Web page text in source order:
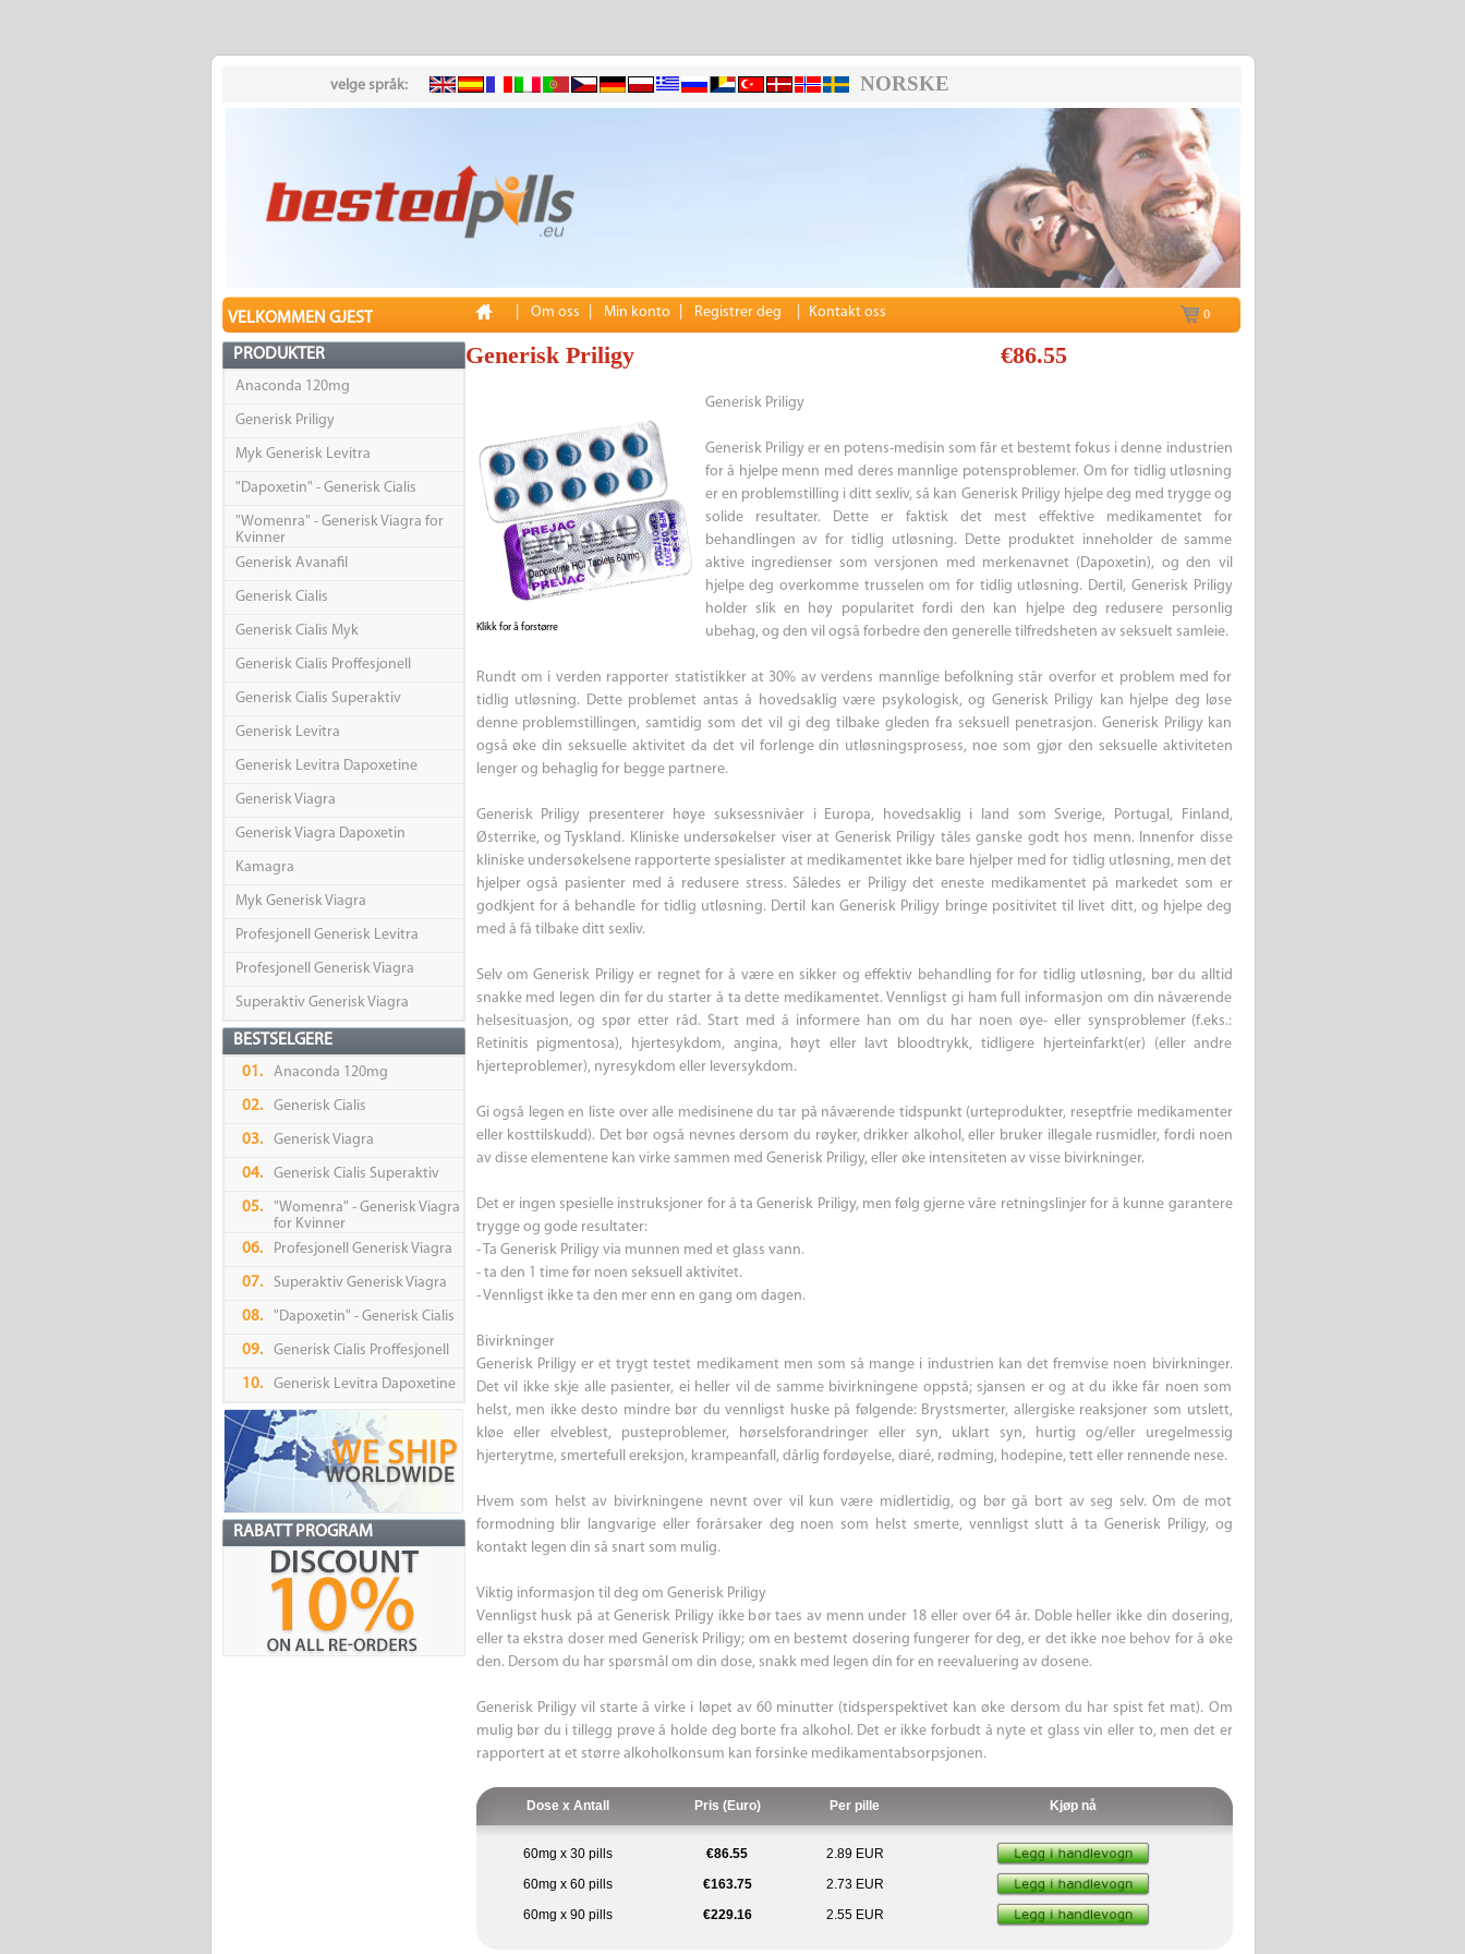
velge språk: NORSKE
VELKOMMEN GJEST Om oss Min konto Registrer deg Kontakt oss 0
PRODUKTER
Anaconda 120mg
Generisk Priligy
Myk Generisk Levitra
"Dapoxetin" - Generisk Cialis
"Womenra" - Generisk Viagra for
Kvinner
Generisk Avanafil
Generisk Cialis
Generisk Cialis Myk
Generisk Cialis Proffesjonell
Generisk Cialis Superaktiv
Generisk Levitra
Generisk Levitra Dapoxetine
Generisk Viagra
Generisk Viagra Dapoxetin
Kamagra
Myk Generisk Viagra
Profesjonell Generisk Levitra
Profesjonell Generisk Viagra
Superaktiv Generisk Viagra
BESTSELGERE
01. Anaconda 120mg
02. Generisk Cialis
03. Generisk Viagra
04. Generisk Cialis Superaktiv
05.
"Womenra" - Generisk Viagra
for Kvinner
06.
Profesjonell Generisk Viagra
07. Superaktiv Generisk Viagra
08. "Dapoxetin" - Generisk Cialis
09. Generisk Cialis Proffesjonell
10. Generisk Levitra Dapoxetine
RABATT PROGRAM
Generisk Priligy €86.55
Klikk for å forstørre
Generisk Priligy
Generisk Priligy er en potens-medisin som får et bestemt fokus i denne industrien
for å hjelpe menn med deres mannlige potensproblemer. Om for tidlig utløsning
er en problemstilling i ditt sexliv, så kan Generisk Priligy hjelpe deg med trygge og
solide resultater. Dette er faktisk det mest effektive medikamentet for
behandlingen av for tidlig utløsning. Dette produktet inneholder de samme
aktive ingredienser som versjonen med merkenavnet (Dapoxetin), og den vil
hjelpe deg overkomme trusselen om for tidlig utløsning. Dertil, Generisk Priligy
holder slik en høy popularitet fordi den kan hjelpe deg redusere personlig
ubehag, og den vil også forbedre den generelle tilfredsheten av seksuelt samleie.
Rundt om i verden rapporter statistikker at 30% av verdens mannlige befolkning står overfor et problem med for
tidlig utløsning. Dette problemet antas å hovedsaklig være psykologisk, og Generisk Priligy kan hjelpe deg løse
denne problemstillingen, samtidig som det vil gi deg tilbake gleden fra seksuell penetrasjon. Generisk Priligy kan
også øke din seksuelle aktivitet da det vil forlenge din utløsningsprosess, noe som gjør den seksuelle aktiviteten
lenger og behaglig for begge partnere.
Generisk Priligy presenterer høye suksessnivåer i Europa, hovedsaklig i land som Sverige, Portugal, Finland,
Østerrike, og Tyskland. Kliniske undersøkelser viser at Generisk Priligy tåles ganske godt hos menn. Innenfor disse
kliniske undersøkelsene rapporterte spesialister at medikamentet ikke bare hjelper med for tidlig utløsning, men det
hjelper også pasienter med å redusere stress. Således er Priligy det eneste medikamentet på markedet som er
godkjent for å behandle for tidlig utløsning. Dertil kan Generisk Priligy bringe positivitet til livet ditt, og hjelpe deg
med å få tilbake ditt sexliv.
Selv om Generisk Priligy er regnet for å være en sikker og effektiv behandling for for tidlig utløsning, bør du alltid
snakke med legen din før du starter å ta dette medikamentet. Vennligst gi ham full informasjon om din nåværende
helsesituasjon, og spør etter råd. Start med å informere han om du har noen øye- eller synsproblemer (f.eks.:
Retinitis pigmentosa), hjertesykdom, angina, høyt eller lavt bloodtrykk, tidligere hjerteinfarkt(er) (eller andre
hjerteproblemer), nyresykdom eller leversykdom.
Gi også legen en liste over alle medisinene du tar på nåværende tidspunkt (urteprodukter, reseptfrie medikamenter
eller kosttilskudd). Det bør også nevnes dersom du røyker, drikker alkohol, eller bruker illegale rusmidler, fordi noen
av disse elementene kan virke sammen med Generisk Priligy, eller øke intensiteten av visse bivirkninger.
Det er ingen spesielle instruksjoner for å ta Generisk Priligy, men følg gjerne våre retningslinjer for å kunne garantere
trygge og gode resultater:
- Ta Generisk Priligy via munnen med et glass vann.
- ta den 1 time før noen seksuell aktivitet.
- Vennligst ikke ta den mer enn en gang om dagen.
Bivirkninger
Generisk Priligy er et trygt testet medikament men som så mange i industrien kan det fremvise noen bivirkninger.
Det vil ikke skje alle pasienter, ei heller vil de samme bivirkningene oppstå; sjansen er og at du ikke får noen som
helst, men ikke desto mindre bør du vennligst huske på følgende: Brystsmerter, allergiske reaksjoner som utslett,
kløe eller elveblest, pusteproblemer, hørselsforandringer eller syn, uklart syn, hurtig og/eller uregelmessig
hjerterytme, smertefull ereksjon, krampeanfall, dårlig fordøyelse, diaré, rødming, hodepine, tett eller rennende nese.
Hvem som helst av bivirkningene nevnt over vil kun være midlertidig, og bør gå bort av seg selv. Om de mot
formodning blir langvarige eller forårsaker deg noen som helst smerte, vennligst slutt å ta Generisk Priligy, og
kontakt legen din så snart som mulig.
Viktig informasjon til deg om Generisk Priligy
Vennligst husk på at Generisk Priligy ikke bør taes av menn under 18 eller over 64 år. Doble heller ikke din dosering,
eller ta ekstra doser med Generisk Priligy; om en bestemt dosering fungerer for deg, er det ikke noe behov for å øke
den. Dersom du har spørsmål om din dose, snakk med legen din for en reevaluering av dosene.
Generisk Priligy vil starte å virke i løpet av 60 minutter (tidsperspektivet kan øke dersom du har spist fet mat). Om
mulig bør du i tillegg prøve å holde deg borte fra alkohol. Det er ikke forbudt å nyte et glass vin eller to, men det er
rapportert at et større alkoholkonsum kan forsinke medikamentabsorpsjonen.
Dose x Antall Pris (Euro) Per pille Kjøp nå
60mg x 30 pills €86.55
2.89 EUR
60mg x 60 pills
€163.75
2.73 EUR
60mg x 90 pills
€229.16 2.55 EUR